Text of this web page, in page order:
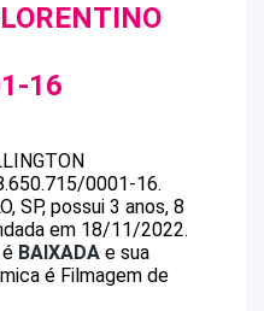
16
0001-16.
SP, possui 3 anos, 8
em 18/11/2022.
BAIXADA e sua
é Filmagem de